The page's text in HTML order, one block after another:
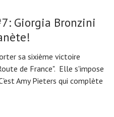
Giorgia Bronzini
sa sixième victoire
de France". Elle s'impose
Amy Pieters qui complète